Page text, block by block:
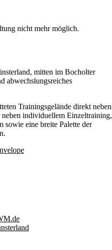
nicht mehr möglich.
mitten im Bocholter
abwechslungsreiches
Trainingsgelände direkt neben
individuellem Einzeltraining,
sowie eine breite Palette der